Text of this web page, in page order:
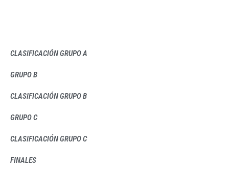
CLASIFICACIÓN GRUPO A
GRUPO B
CLASIFICACIÓN GRUPO B
GRUPO C
CLASIFICACIÓN GRUPO C
FINALES